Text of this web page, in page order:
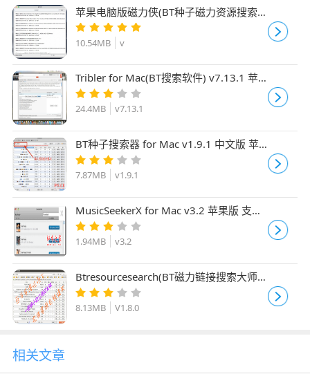
苹果电脑版磁力侠(BT种子磁力资源搜索
工具) 最新免费版
10.54MB v
Tribler for Mac(BT搜索软件) v7.13.1 苹
果电脑版
24.4MB v7.13.1
BT种子搜索器 for Mac v1.9.1 中文版 苹
果电脑版
7.87MB v1.9.1
MusicSeekerX for Mac v3.2 苹果版 支持
无损音乐搜索下载
1.94MB v3.2
Btresourcesearch(BT磁力链接搜索大师)
for Mac V1.8.0 苹果电脑版
8.13MB V1.8.0
相关文章